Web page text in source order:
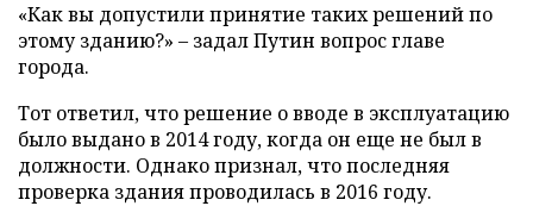
«Как вы допустили принятие таких решений по
этому зданию?» – задал Путин вопрос главе
города.
Тот ответил, что решение о вводе в эксплуатацию
было выдано в 2014 году, когда он еще не был в
должности. Однако признал, что последняя
проверка здания проводилась в 2016 году.